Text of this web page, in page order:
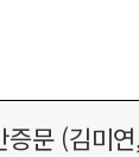
문 (김미